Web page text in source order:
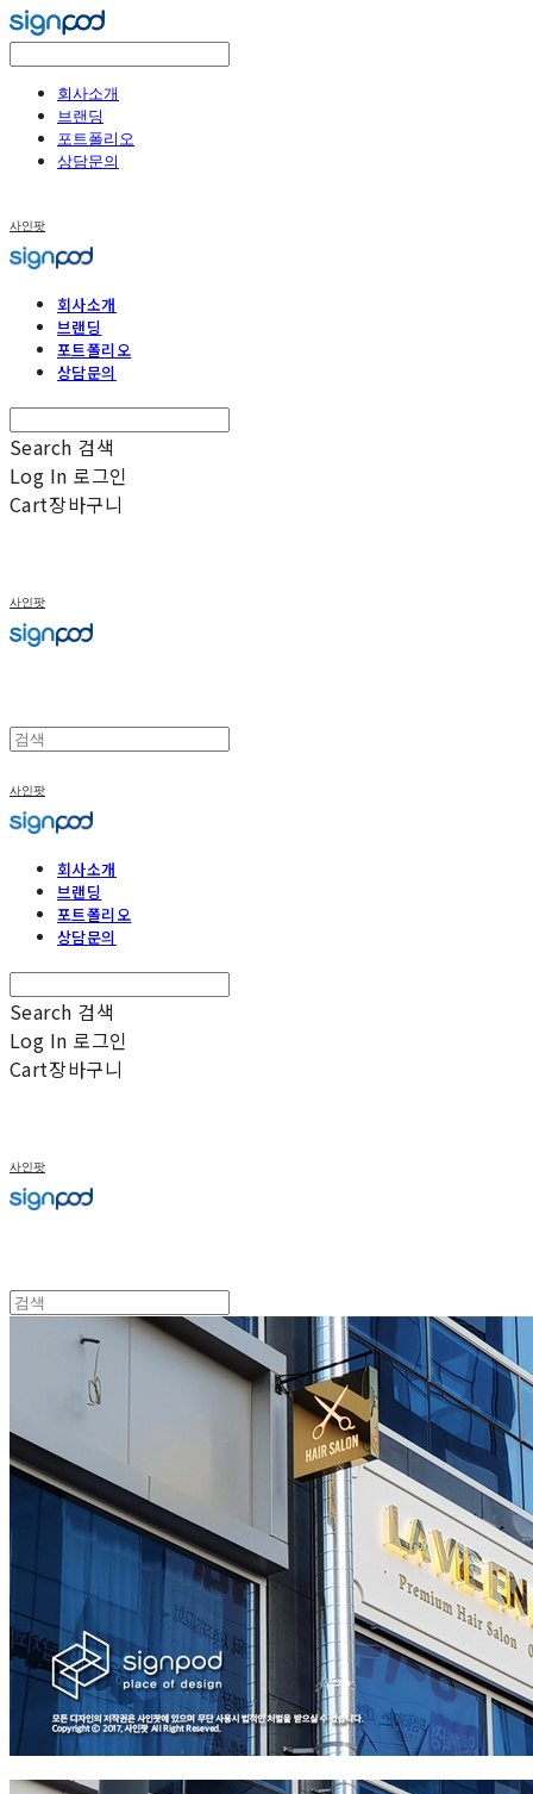
회사소개
브랜딩
포트폴리오
상담문의
사인팟
회사소개
브랜딩
포트폴리오
상담문의
Search 검색
Log In 로그인
Cart장바구니
사인팟
사인팟
회사소개
브랜딩
포트폴리오
상담문의
Search 검색
Log In 로그인
Cart장바구니
사인팟